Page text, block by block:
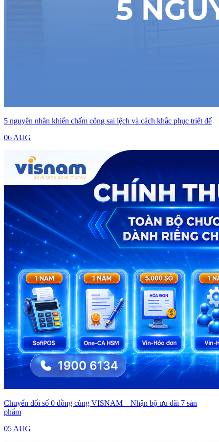
5 nguyên nhân khiến chấm công sai lệch và cách khắc phục triệt để
06 AUG
Chuyển đổi số 0 đồng cùng VISNAM – Nhận bộ ưu đãi 7 sản
phẩm
05 AUG